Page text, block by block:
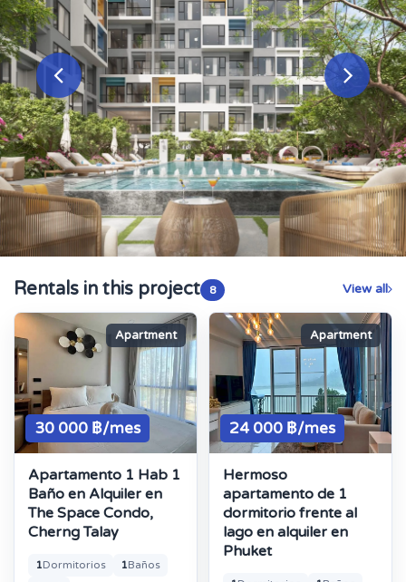
Rentals in this project 8 View all
Apartment
30 000 ฿/mes
Apartamento 1 Hab 1
Baño en Alquiler en
The Space Condo,
Cherng Talay
1Dormitorios 1Baños
Apartment
24 000 ฿/mes
Hermoso
apartamento de 1
dormitorio frente al
lago en alquiler en
Phuket